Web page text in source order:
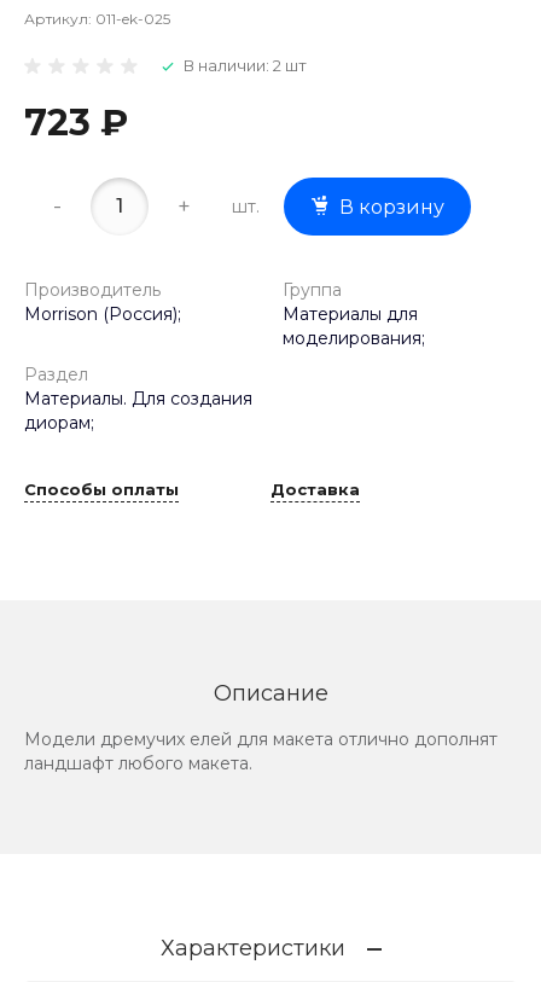
Артикул: 011-ek-025
В наличии: 2 шт
723 ₽
- + шт. В корзину
Производитель
Morrison (Россия);
Группа
Материалы для
моделирования;
Раздел
Материалы. Для создания
диорам;
Способы оплаты Доставка
Описание
Модели дремучих елей для макета отлично дополнят
ландшафт любого макета.
Характеристики